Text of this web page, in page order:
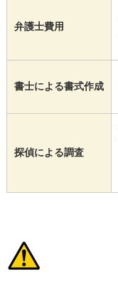
弁護士費用
書士による書式作成
探偵による調査